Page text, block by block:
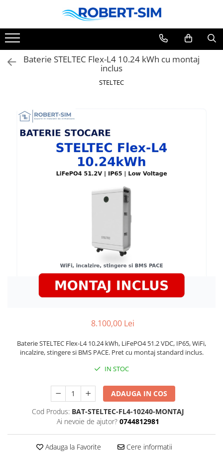
Baterie STELTEC Flex-L4 10.24 kWh cu montaj
inclus
STELTEC
8.100,00 Lei
Baterie STELTEC Flex-L4 10.24 kWh, LiFePO4 51.2 VDC, IP65, WiFi,
incalzire, stingere si BMS PACE. Pret cu montaj standard inclus.
IN STOC
ADAUGA IN COS
Cod Produs: BAT-STELTEC-FL4-10240-MONTAJ
Ai nevoie de ajutor? 0744812981
Adauga la Favorite Cere informatii